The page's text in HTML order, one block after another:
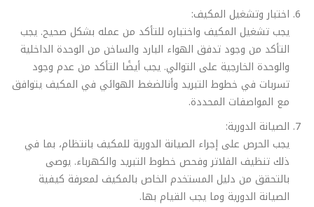
اختبار وتشغيل المكيف:
يجب تشغيل المكيف واختباره للتأكد من عمله بشكل صحيح. يجب
التأكد من وجود تدفق الهواء البارد والساخن من الوحدة الداخلية
والوحدة الخارجية على التوالي. يجب أيضًا التأكد من عدم وجود
تسربات في خطوط التبريد وأنالضغط الهوائي في المكيف يتوافق
مع المواصفات المحددة.
الصيانة الدورية:
يجب الحرص على إجراء الصيانة الدورية للمكيف بانتظام، بما في
ذلك تنظيف الفلاتر وفحص خطوط التبريد والكهرباء. يوصى
بالتحقق من دليل المستخدم الخاص بالمكيف لمعرفة كيفية
الصيانة الدورية وما يجب القيام بها.